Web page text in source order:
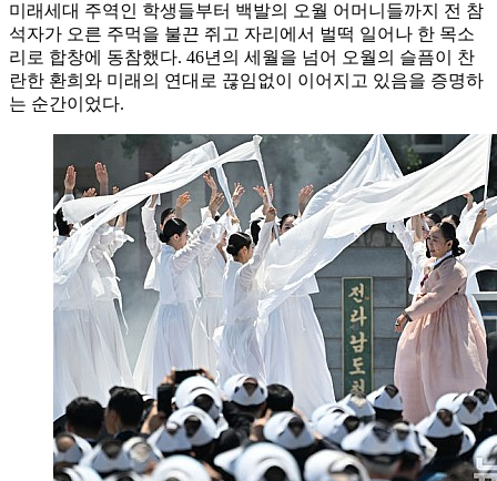
미래세대 주역인 학생들부터 백발의 오월 어머니들까지 전 참
석자가 오른 주먹을 불끈 쥐고 자리에서 벌떡 일어나 한 목소
리로 합창에 동참했다. 46년의 세월을 넘어 오월의 슬픔이 찬
란한 환희와 미래의 연대로 끊임없이 이어지고 있음을 증명하
는 순간이었다.